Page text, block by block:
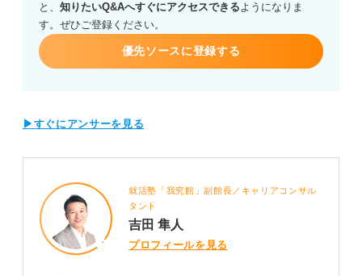
またテーマが事前にわからない場合でも効率的に準備す
る方法や、文章力に自信がない就活生が意識すべき「採
点されるポイント」について、具体的にアドバイスをお
願いします。
と、 知りたいQ&Aへすぐにアクセスできるようになりま
す。ぜひご登録ください。
優先ソースに登録する
▶すぐにアンサーを見る
就活塾「我究館」副館長／キャリアコンサル
タント
吉田 隼人
プロフィールを見る